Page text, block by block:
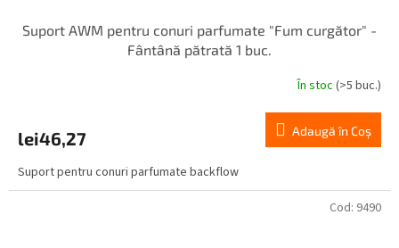
Suport AWM pentru conuri parfumate "Fum curgător" -
Fântână pătrată 1 buc.
În stoc (>5 buc.)
lei46,27 Adaugă în Coş
Suport pentru conuri parfumate backflow
Cod: 9490